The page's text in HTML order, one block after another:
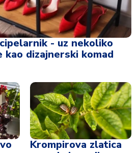
- uz nekoliko
dizajnerski komad
Krompirova zlatica